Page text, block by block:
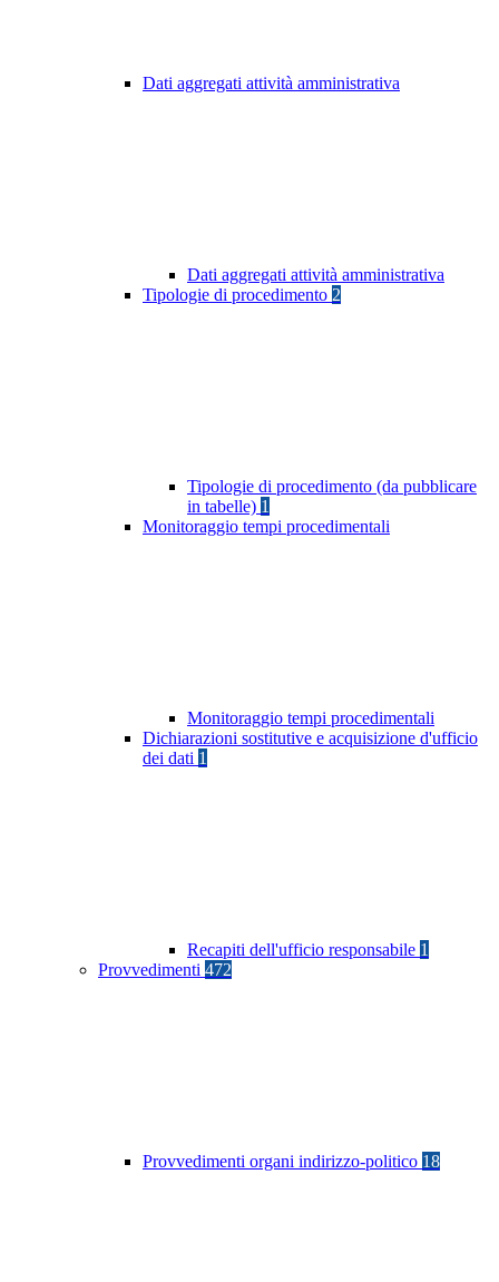
Dati aggregati attività amministrativa
Dati aggregati attività amministrativa
Tipologie di procedimento 2
Tipologie di procedimento (da pubblicare
in tabelle) 1
Monitoraggio tempi procedimentali
Monitoraggio tempi procedimentali
Dichiarazioni sostitutive e acquisizione d'ufficio
dei dati 1
Recapiti dell'ufficio responsabile 1
Provvedimenti 472
Provvedimenti organi indirizzo-politico 18